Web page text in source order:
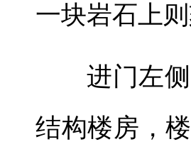
一块岩石上
进门左
结构楼房，